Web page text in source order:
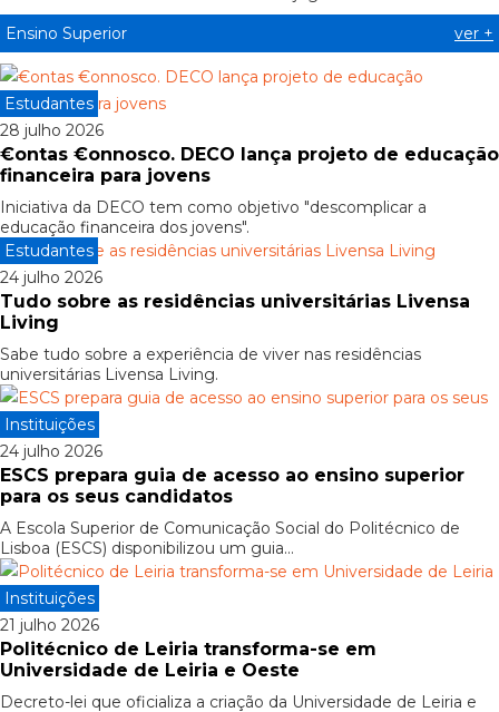
Ensino Superior
ver +
Estudantes
28 julho 2026
€ontas €onnosco. DECO lança projeto de educação
financeira para jovens
Iniciativa da DECO tem como objetivo "descomplicar a
educação financeira dos jovens".
Estudantes
24 julho 2026
Tudo sobre as residências universitárias Livensa
Living
Sabe tudo sobre a experiência de viver nas residências
universitárias Livensa Living.
Instituições
24 julho 2026
ESCS prepara guia de acesso ao ensino superior
para os seus candidatos
A Escola Superior de Comunicação Social do Politécnico de
Lisboa (ESCS) disponibilizou um guia...
Instituições
21 julho 2026
Politécnico de Leiria transforma-se em
Universidade de Leiria e Oeste
Decreto-lei que oficializa a criação da Universidade de Leiria e